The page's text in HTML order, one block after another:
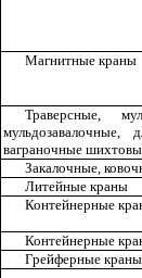
Магнитные краны
Траверсные,
мульдозавалочные,
ваграночные
Закалочные,
Литейные краны
Контейнерные
Контейнерные
Грейферные